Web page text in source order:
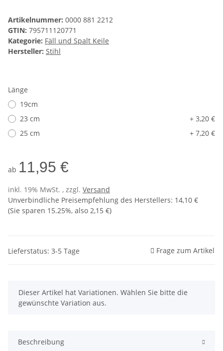
Artikelnummer: 0000 881 2212
GTIN: 795711120771
Kategorie: Fäll und Spalt Keile
Hersteller: Stihl
Länge
19cm
23 cm
+ 3,20 €
25 cm
+ 7,20 €
ab 11,95 €
inkl. 19% MwSt. , zzgl. Versand
Unverbindliche Preisempfehlung des Herstellers: 14,10 €
(Sie sparen 15.25%, also 2,15 €)
Lieferstatus: 3-5 Tage Frage zum Artikel
x
Dieser Artikel hat Variationen. Wählen Sie bitte die
gewünschte Variation aus.
Beschreibung